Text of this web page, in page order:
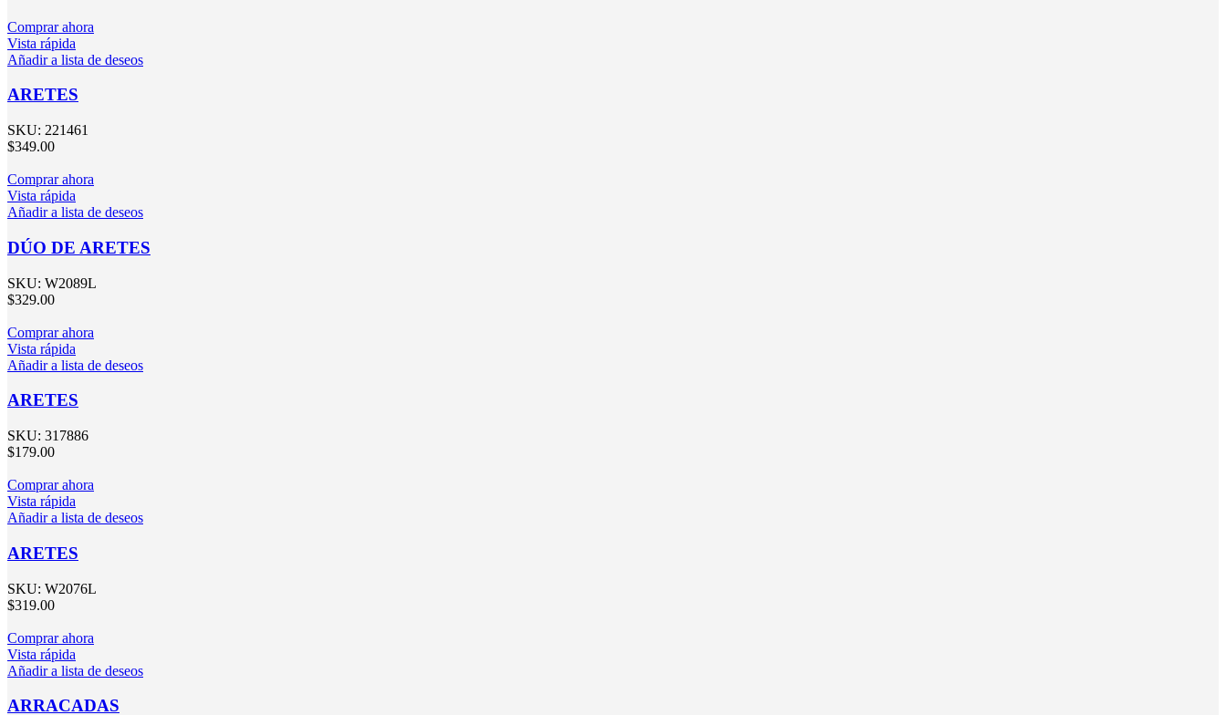
Comprar ahora
Vista rápida
Añadir a lista de deseos
ARETES
SKU: 221461
$349.00
Comprar ahora
Vista rápida
Añadir a lista de deseos
DÚO DE ARETES
SKU: W2089L
$329.00
Comprar ahora
Vista rápida
Añadir a lista de deseos
ARETES
SKU: 317886
$179.00
Comprar ahora
Vista rápida
Añadir a lista de deseos
ARETES
SKU: W2076L
$319.00
Comprar ahora
Vista rápida
Añadir a lista de deseos
ARRACADAS